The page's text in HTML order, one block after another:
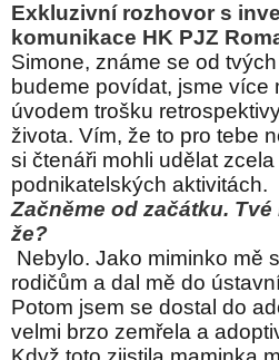
Exkluzivní rozhovor s
komunikace HK PJZ
Simone, známe se od
budeme povídat, jsme
úvodem trošku
života. Vím, že to pro tebe
si čtenáři mohli udělat
podnikatelských aktivitách.
Začněme od začátku.
že?
Nebylo. Jako miminko mě
rodičům a dal mě do
Potom jsem se dostal do
velmi brzo zemřela a